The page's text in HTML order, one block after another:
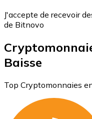
J'accepte de recevoir
de Bitnovo
Baisse
Top Cryptomonnaies